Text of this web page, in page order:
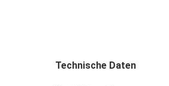
Technische Daten